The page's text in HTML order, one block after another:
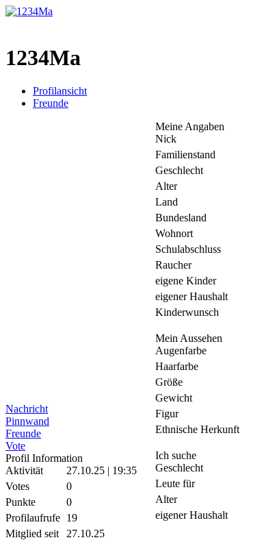
1234Ma
Profilansicht
Freunde
Nachricht
Pinnwand
Freunde
Vote
Profil Information
Aktivität
27.10.25 | 19:35
Votes
0
Punkte
0
Profilaufrufe 19
Mitglied seit
27.10.25
Meine Angaben
Nick
Familienstand
Geschlecht
Alter
Land
Bundesland
Wohnort
Schulabschluss
Raucher
eigene Kinder
eigener Haushalt
Kinderwunsch
Mein Aussehen
Augenfarbe
Haarfarbe
Größe
Gewicht
Figur
Ethnische Herkunft
Ich suche
Geschlecht
Leute für
Alter
eigener Haushalt